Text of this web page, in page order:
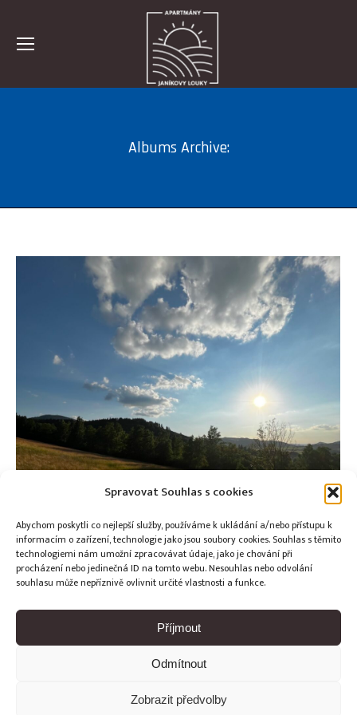
Spravovat Souhlas s cookies
Abychom poskytli co nejlepší služby, používáme k ukládání a/nebo přístupu k
informacím o zařízení, technologie jako jsou soubory cookies. Souhlas s těmito
technologiemi nám umožní zpracovávat údaje, jako je chování při
procházení nebo jedinečná ID na tomto webu. Nesouhlas nebo odvolání
souhlasu může nepříznivě ovlivnit určité vlastnosti a funkce.
Příjmout
Odmítnout
Zobrazit předvolby
Albums Archive:
Test
3.7.2023